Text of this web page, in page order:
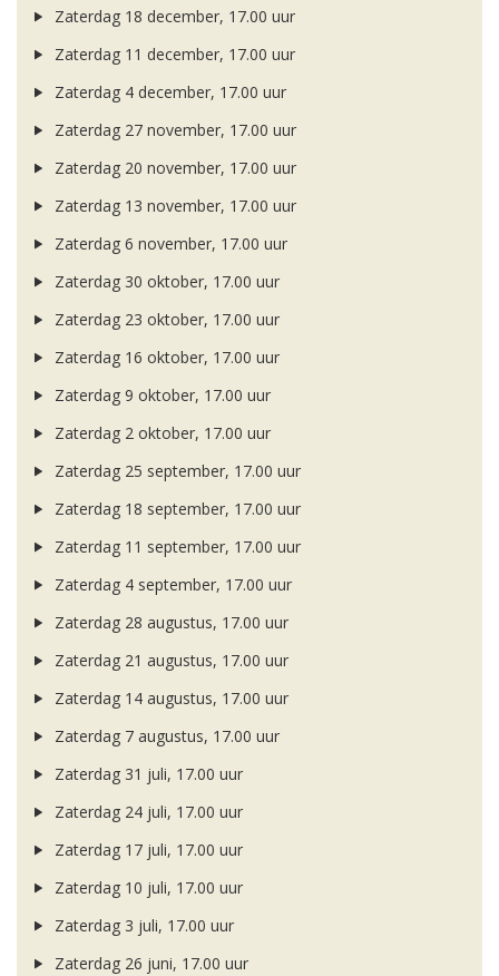
Zaterdag 18 december, 17.00 uur
Zaterdag 11 december, 17.00 uur
Zaterdag 4 december, 17.00 uur
Zaterdag 27 november, 17.00 uur
Zaterdag 20 november, 17.00 uur
Zaterdag 13 november, 17.00 uur
Zaterdag 6 november, 17.00 uur
Zaterdag 30 oktober, 17.00 uur
Zaterdag 23 oktober, 17.00 uur
Zaterdag 16 oktober, 17.00 uur
Zaterdag 9 oktober, 17.00 uur
Zaterdag 2 oktober, 17.00 uur
Zaterdag 25 september, 17.00 uur
Zaterdag 18 september, 17.00 uur
Zaterdag 11 september, 17.00 uur
Zaterdag 4 september, 17.00 uur
Zaterdag 28 augustus, 17.00 uur
Zaterdag 21 augustus, 17.00 uur
Zaterdag 14 augustus, 17.00 uur
Zaterdag 7 augustus, 17.00 uur
Zaterdag 31 juli, 17.00 uur
Zaterdag 24 juli, 17.00 uur
Zaterdag 17 juli, 17.00 uur
Zaterdag 10 juli, 17.00 uur
Zaterdag 3 juli, 17.00 uur
Zaterdag 26 juni, 17.00 uur